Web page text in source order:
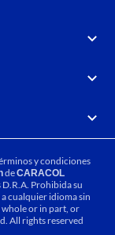
y condiciones
deCARACOL
Prohibida su
cualquier idioma sin
or in part, or
All rights reserved